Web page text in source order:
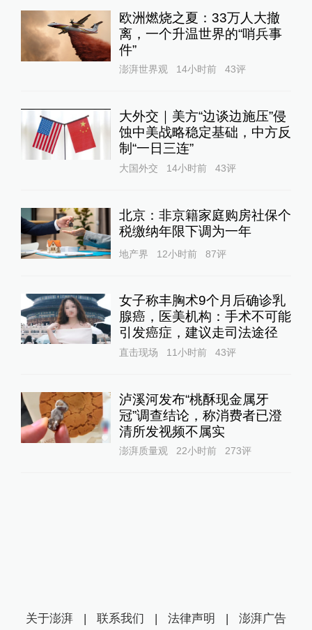
欧洲燃烧之夏：33万人大撤
离，一个升温世界的“哨兵事
件”
澎湃世界观 14小时前 43评
大外交｜美方“边谈边施压”侵
蚀中美战略稳定基础，中方反
制“一日三连”
大国外交 14小时前 43评
北京：非京籍家庭购房社保个
税缴纳年限下调为一年
地产界 12小时前 87评
女子称丰胸术9个月后确诊乳
腺癌，医美机构：手术不可能
引发癌症，建议走司法途径
直击现场 11小时前 43评
泸溪河发布“桃酥现金属牙
冠”调查结论，称消费者已澄
清所发视频不属实
澎湃质量观 22小时前 273评
关于澎湃 | 联系我们 | 法律声明 | 澎湃广告